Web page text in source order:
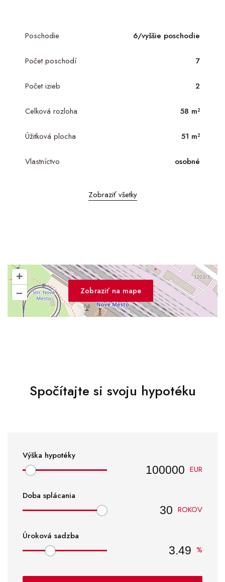
Poschodie 6/vyššie poschodie
Počet poschodí 7
Počet izieb 2
Celková rozloha 58 m²
Úžitková plocha 51 m²
Vlastníctvo osobné
Zobraziť všetky
Zobraziť na mape
+
–
Spočítajte si svoju hypotéku
Výška hypotéky
EUR
Doba splácania
ROKOV
Úroková sadzba
%